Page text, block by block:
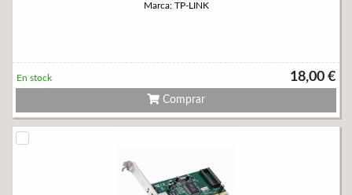
Marca: TP-LINK
18,00 €
En stock
Comprar